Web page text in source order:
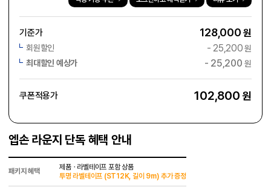
기준가 128,000원
회원할인 - 25,200원
최대할인 예상가
- 25,200 원
쿠폰적용가 102,800원
엡손 라운지 단독 혜택 안내
패키지 혜택
제품ㆍ라벨테이프 포함 상품
투명 라벨테이프 (ST12K, 길이 9m) 추가 증정